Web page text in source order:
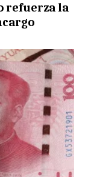
refuerza la